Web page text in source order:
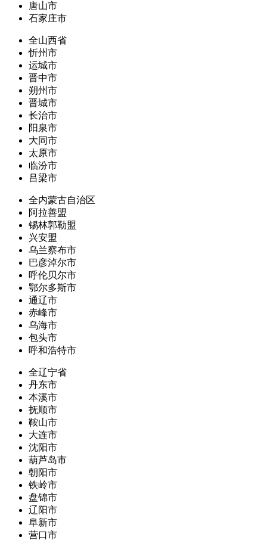
唐山市
石家庄市
全山西省
忻州市
运城市
晋中市
朔州市
晋城市
长治市
阳泉市
大同市
太原市
临汾市
吕梁市
全内蒙古自治区
阿拉善盟
锡林郭勒盟
兴安盟
乌兰察布市
巴彦淖尔市
呼伦贝尔市
鄂尔多斯市
通辽市
赤峰市
乌海市
包头市
呼和浩特市
全辽宁省
丹东市
本溪市
抚顺市
鞍山市
大连市
沈阳市
葫芦岛市
朝阳市
铁岭市
盘锦市
辽阳市
阜新市
营口市